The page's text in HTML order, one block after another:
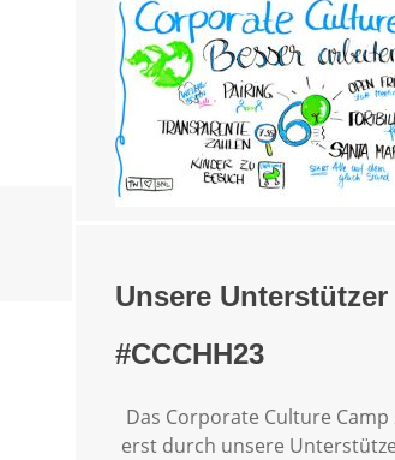
Unsere Unterstützer
#CCCHH23
Das Corporate Culture Camp
erst durch unsere